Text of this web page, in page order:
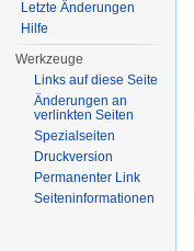
Letzte Änderungen
Hilfe
Werkzeuge
Links auf diese Seite
Änderungen an
verlinkten Seiten
Spezialseiten
Druckversion
Permanenter Link
Seiten­informationen